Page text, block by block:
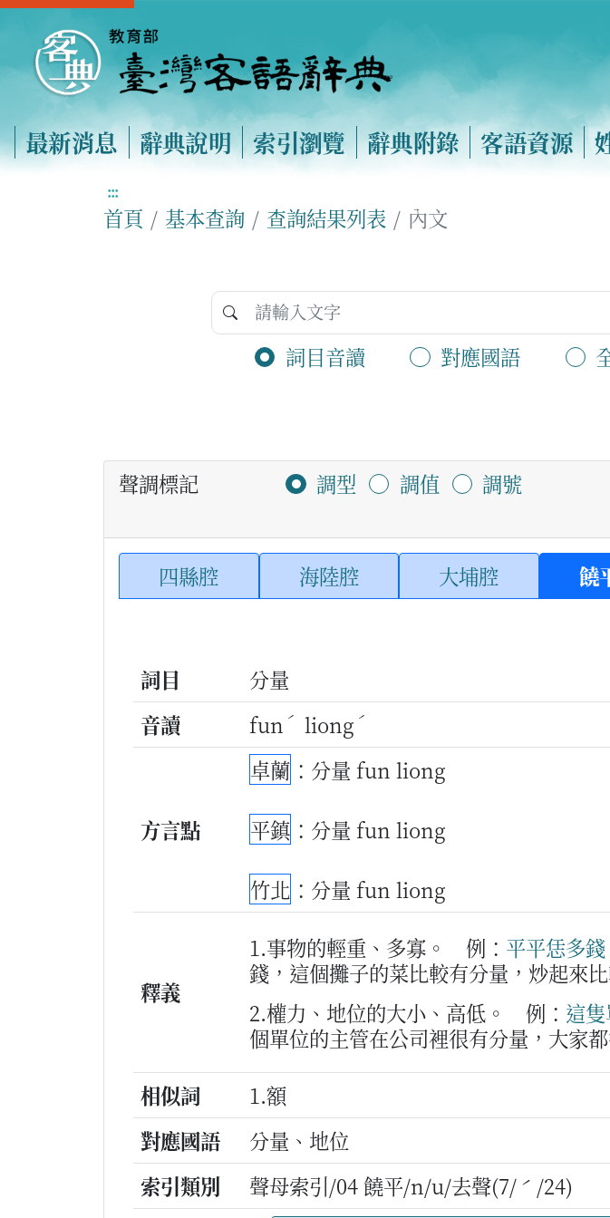
最新消息 辭典說明 索引瀏覽 辭典附錄 客語資源
:::
首頁 基本查詢 查詢結果列表 內文
詞目音讀 對應國語
聲調標記 調型 調值 調號
四縣腔 海陸腔 大埔腔 饒
詞目
分量
音讀
fun ˊ liong ˊ
方言點
卓蘭 ：分量 fun liong
平鎮 ：分量 fun liong
竹北 ：分量 fun liong
釋義
1.事物的輕重、多寡。 例： 平平恁多錢
錢，這個攤子的菜比較有分量，炒起來比
2.權力、地位的大小、高低。
例： 這隻
個單位的主管在公司裡很有分量，大家都
相似詞
1.額
對應國語
分量、地位
索引類別
聲母索引/04 饒平/n/u/去聲(7/ˊ/24)